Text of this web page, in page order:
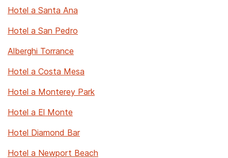
Hotel a Santa Ana
Hotel a San Pedro
Alberghi Torrance
Hotel a Costa Mesa
Hotel a Monterey Park
Hotel a El Monte
Hotel Diamond Bar
Hotel a Newport Beach